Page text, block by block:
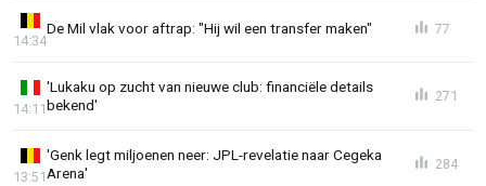
De Mil vlak voor aftrap: "Hij wil een transfer maken"
14:34
77
'Lukaku op zucht van nieuwe club: financiële details
bekend'
14:11
271
'Genk legt miljoenen neer: JPL-revelatie naar Cegeka
Arena'
13:51
284